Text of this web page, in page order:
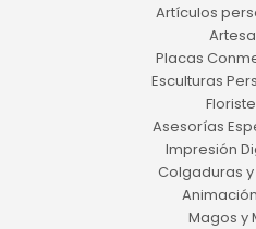
Artículos
Placas
Esculturas
Asesorías
Impresión
Colgaduras
Magos y